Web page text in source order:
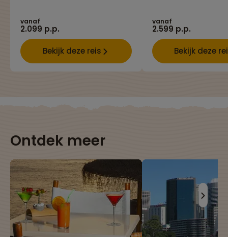
vanaf
2.099 p.p.
Bekijk deze reis
vanaf
2.599 p.p.
Bekijk deze
Ontdek meer